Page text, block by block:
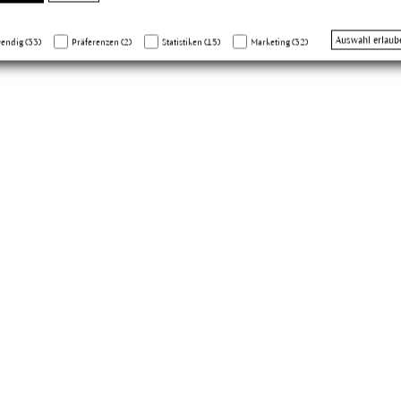
(33) Präferenzen (2) Statistiken (15) Marketing (32) Auswahl